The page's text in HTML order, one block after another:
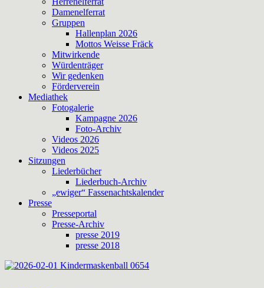
Damenelferrat
Gruppen
Hallenplan 2026
Mottos Weisse Fräck
Mitwirkende
Würdenträger
Wir gedenken
Förderverein
Mediathek
Fotogalerie
Kampagne 2026
Foto-Archiv
Videos 2026
Videos 2025
Sitzungen
Liederbücher
Liederbuch-Archiv
„ewiger“ Fassenachtskalender
Presse
Presseportal
Presse-Archiv
presse 2019
presse 2018